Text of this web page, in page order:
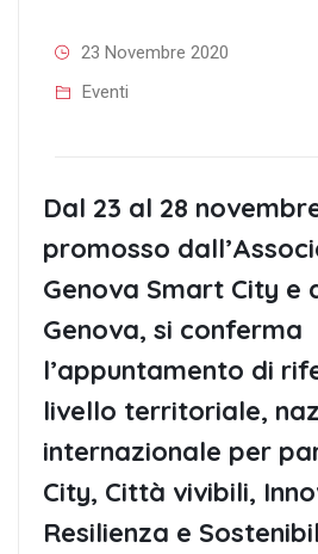
23 Novembre 2020
Eventi
Dal 23 al 28
promosso
Genova Smart City e
Genova, si conferma
l’appuntamento di
livello territoriale,
internazionale per
City, Città vivibili,
Resilienza e